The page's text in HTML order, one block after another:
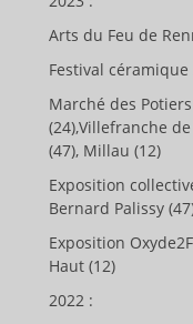
Arts du Feu de
Festival
Marché des
(24),Villefranche
(47), Millau (12)
Exposition
Bernard Palissy
Exposition
Haut (12)
2022 :